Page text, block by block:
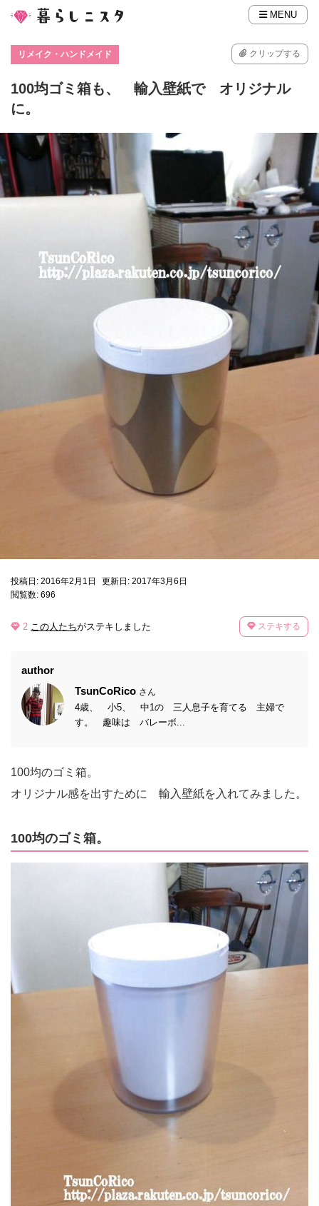
MENU
リメイク・ハンドメイド クリップする
100均ゴミ箱も、 輸入壁紙で オリジナル
に。
投稿日: 2016年2月1日
更新日: 2017年3月6日
閲覧数: 696
2 この人たちがステキしました ステキする
author
TsunCoRico さん
4歳、 小5、 中1の 三人息子を育てる 主婦で
す。 趣味は バレーボ...
100均のゴミ箱。
オリジナル感を出すために 輸入壁紙を入れてみました。
100均のゴミ箱。